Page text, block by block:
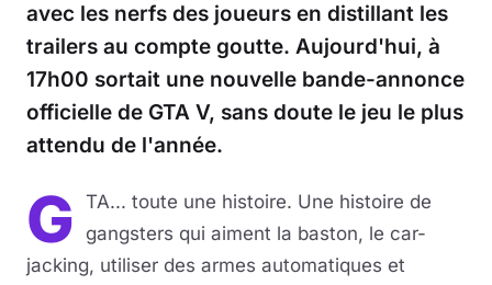
avec les nerfs des joueurs en distillant les
trailers au compte goutte. Aujourd'hui, à
17h00 sortait une nouvelle bande-annonce
officielle de GTA V, sans doute le jeu le plus
attendu de l'année.
G TA... toute une histoire. Une histoire de
gangsters qui aiment la baston, le car-
jacking, utiliser des armes automatiques et